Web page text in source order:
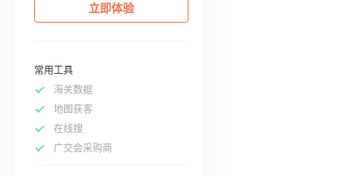
立即体验
常用工具
海关数据
地图获客
在线搜
广交会采购商